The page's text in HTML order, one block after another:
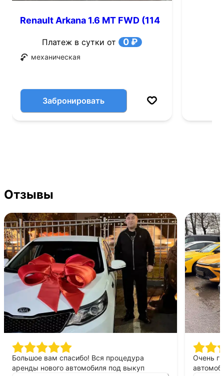
Renault Arkana 1.6 MT FWD (114
Платеж в сутки от 0 ₽
механическая
Забронировать
Отзывы
Большое вам спасибо! Вся процедура
аренды нового автомобиля под выкуп
Очень